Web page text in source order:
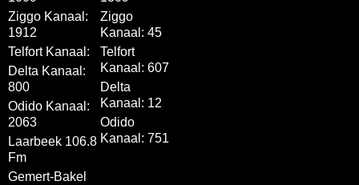
Ziggo Kanaal:
1912
Telfort Kanaal:
Delta Kanaal:
800
Odido Kanaal:
2063
Laarbeek 106.8
Fm
Gemert-Bakel
Ziggo
Kanaal: 45
Telfort
Kanaal: 607
Delta
Kanaal: 12
Odido
Kanaal: 751